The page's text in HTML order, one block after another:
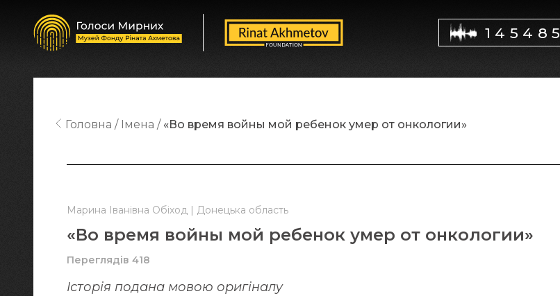
145485
Марина Іванівна Обіход | Донецька область
«Во время войны мой ребенок умер от онкологии»
Переглядів 418
Історія подана мовою оригіналy
Головна Імена «Во время войны мой ребенок умер от онкологии»